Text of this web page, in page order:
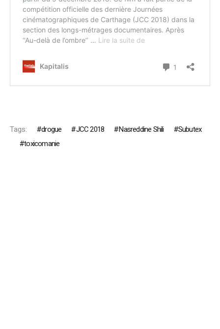
Tags: drogue JCC 2018 Nasreddine Shili
Subutex
toxicomanie